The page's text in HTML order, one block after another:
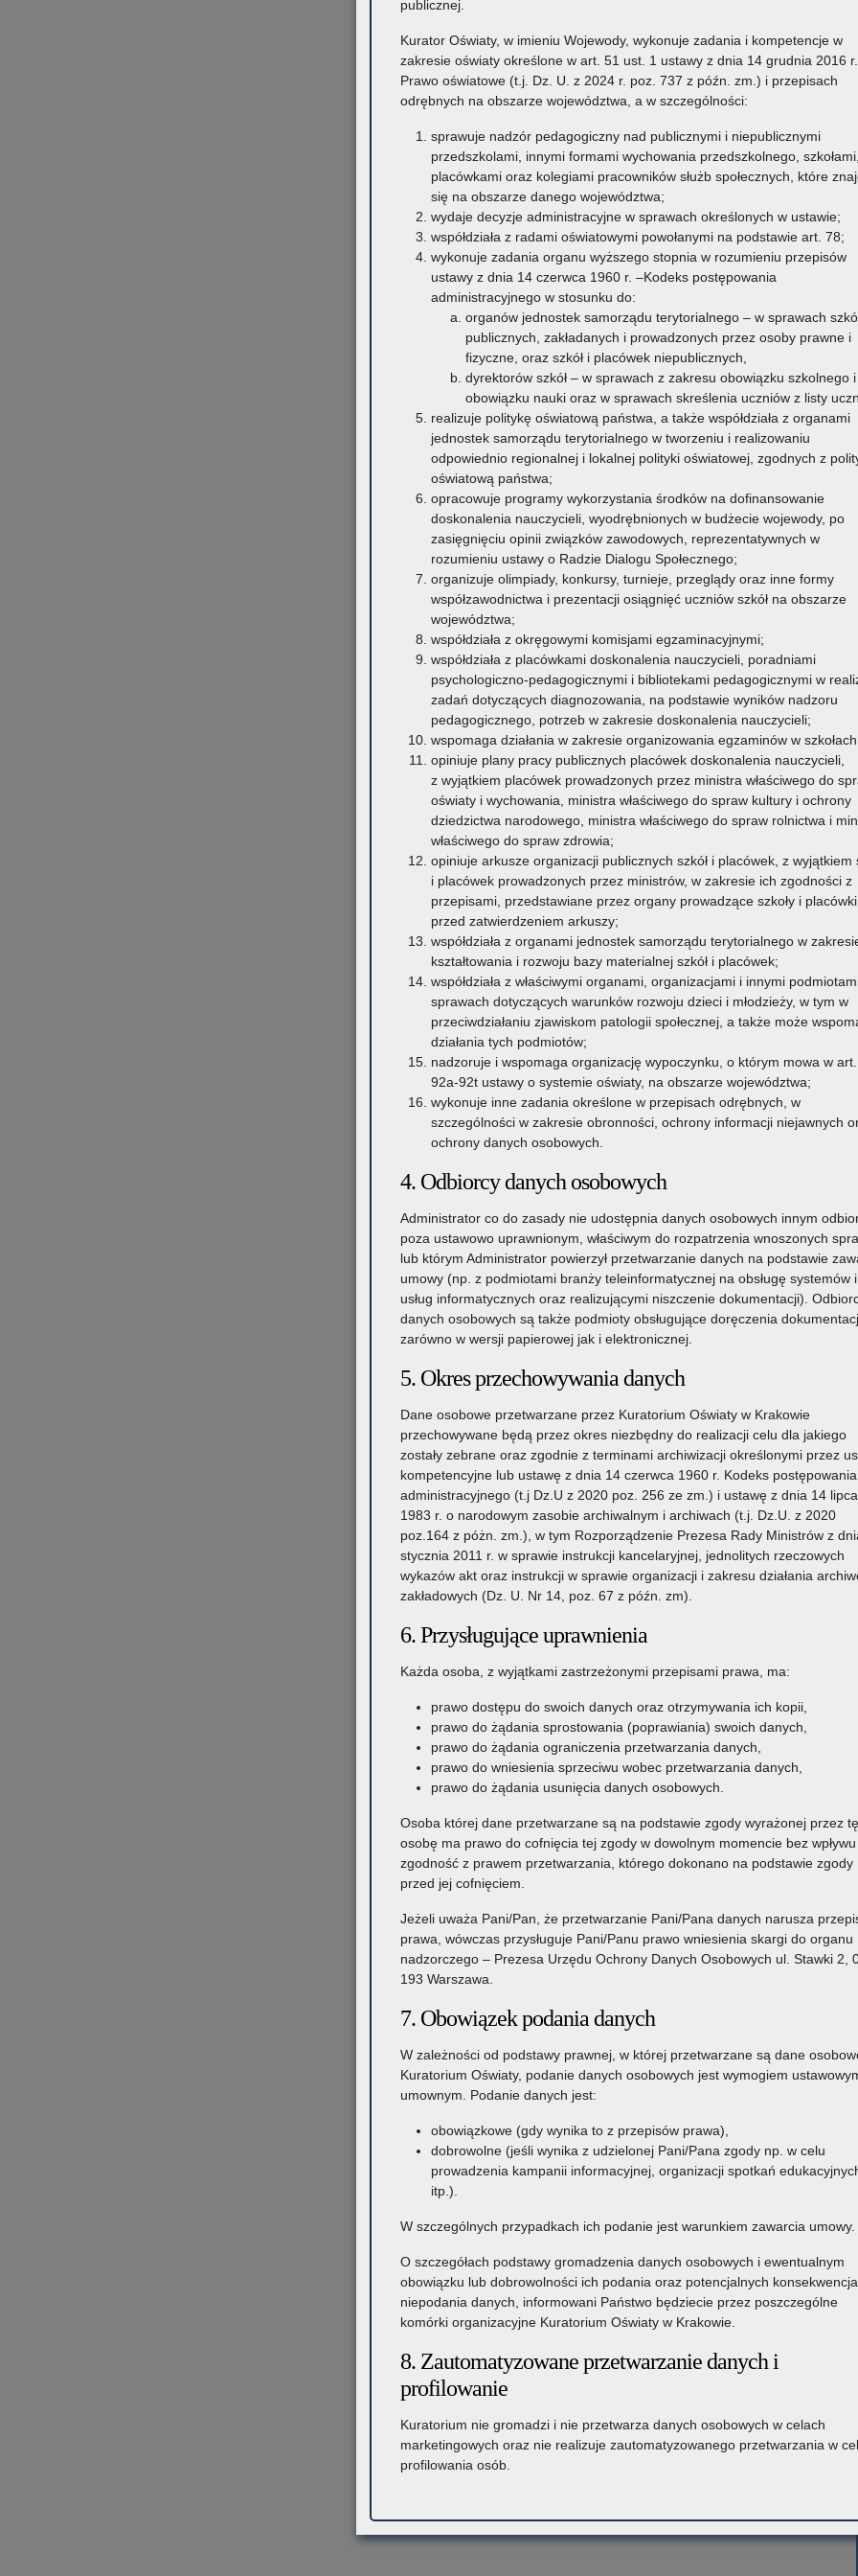
publicznej.
Kurator Oświaty, w imieniu Wojewody, wykonuje zadania i kompetencje w
zakresie oświaty określone w art. 51 ust. 1 ustawy z dnia 14 grudnia 2016 r.
Prawo oświatowe (t.j. Dz. U. z 2024 r. poz. 737 z późn. zm.) i przepisach
odrębnych na obszarze województwa, a w szczególności:
sprawuje nadzór pedagogiczny nad publicznymi i niepublicznymi
przedszkolami, innymi formami wychowania przedszkolnego, szkołami,
placówkami oraz kolegiami pracowników służb społecznych, które
się na obszarze danego województwa;
wydaje decyzje administracyjne w sprawach określonych w ustawie;
współdziała z radami oświatowymi powołanymi na podstawie art. 78;
wykonuje zadania organu wyższego stopnia w rozumieniu przepisów
ustawy z dnia 14 czerwca 1960 r. –Kodeks postępowania
administracyjnego w stosunku do:
organów jednostek samorządu terytorialnego – w sprawach
publicznych, zakładanych i prowadzonych przez osoby prawne i
fizyczne, oraz szkół i placówek niepublicznych,
dyrektorów szkół – w sprawach z zakresu obowiązku szkolnego i
obowiązku nauki oraz w sprawach skreślenia uczniów z listy
realizuje politykę oświatową państwa, a także współdziała z organami
jednostek samorządu terytorialnego w tworzeniu i realizowaniu
odpowiednio regionalnej i lokalnej polityki oświatowej, zgodnych z
oświatową państwa;
opracowuje programy wykorzystania środków na dofinansowanie
doskonalenia nauczycieli, wyodrębnionych w budżecie wojewody, po
zasięgnięciu opinii związków zawodowych, reprezentatywnych w
rozumieniu ustawy o Radzie Dialogu Społecznego;
organizuje olimpiady, konkursy, turnieje, przeglądy oraz inne formy
współzawodnictwa i prezentacji osiągnięć uczniów szkół na obszarze
województwa;
współdziała z okręgowymi komisjami egzaminacyjnymi;
współdziała z placówkami doskonalenia nauczycieli, poradniami
psychologiczno-pedagogicznymi i bibliotekami pedagogicznymi w
zadań dotyczących diagnozowania, na podstawie wyników nadzoru
pedagogicznego, potrzeb w zakresie doskonalenia nauczycieli;
wspomaga działania w zakresie organizowania egzaminów w
opiniuje plany pracy publicznych placówek doskonalenia nauczycieli,
z wyjątkiem placówek prowadzonych przez ministra właściwego do
oświaty i wychowania, ministra właściwego do spraw kultury i ochrony
dziedzictwa narodowego, ministra właściwego do spraw rolnictwa i
właściwego do spraw zdrowia;
opiniuje arkusze organizacji publicznych szkół i placówek, z wyjątkiem
i placówek prowadzonych przez ministrów, w zakresie ich zgodności z
przepisami, przedstawiane przez organy prowadzące szkoły i placówki
przed zatwierdzeniem arkuszy;
współdziała z organami jednostek samorządu terytorialnego w
kształtowania i rozwoju bazy materialnej szkół i placówek;
współdziała z właściwymi organami, organizacjami i innymi
sprawach dotyczących warunków rozwoju dzieci i młodzieży, w tym w
przeciwdziałaniu zjawiskom patologii społecznej, a także może
działania tych podmiotów;
nadzoruje i wspomaga organizację wypoczynku, o którym mowa w art.
92a-92t ustawy o systemie oświaty, na obszarze województwa;
wykonuje inne zadania określone w przepisach odrębnych, w
szczególności w zakresie obronności, ochrony informacji niejawnych
ochrony danych osobowych.
4. Odbiorcy danych osobowych
Administrator co do zasady nie udostępnia danych osobowych innym
poza ustawowo uprawnionym, właściwym do rozpatrzenia wnoszonych
lub którym Administrator powierzył przetwarzanie danych na podstawie
umowy (np. z podmiotami branży teleinformatycznej na obsługę systemów i
usług informatycznych oraz realizującymi niszczenie dokumentacji).
danych osobowych są także podmioty obsługujące doręczenia
zarówno w wersji papierowej jak i elektronicznej.
5. Okres przechowywania danych
Dane osobowe przetwarzane przez Kuratorium Oświaty w Krakowie
przechowywane będą przez okres niezbędny do realizacji celu dla jakiego
zostały zebrane oraz zgodnie z terminami archiwizacji określonymi przez
kompetencyjne lub ustawę z dnia 14 czerwca 1960 r. Kodeks postępowania
administracyjnego (t.j Dz.U z 2020 poz. 256 ze zm.) i ustawę z dnia 14 lipca
1983 r. o narodowym zasobie archiwalnym i archiwach (t.j. Dz.U. z 2020
poz.164 z póżn. zm.), w tym Rozporządzenie Prezesa Rady Ministrów z
stycznia 2011 r. w sprawie instrukcji kancelaryjnej, jednolitych rzeczowych
wykazów akt oraz instrukcji w sprawie organizacji i zakresu działania
zakładowych (Dz. U. Nr 14, poz. 67 z późn. zm).
6. Przysługujące uprawnienia
Każda osoba, z wyjątkami zastrzeżonymi przepisami prawa, ma:
prawo dostępu do swoich danych oraz otrzymywania ich kopii,
prawo do żądania sprostowania (poprawiania) swoich danych,
prawo do żądania ograniczenia przetwarzania danych,
prawo do wniesienia sprzeciwu wobec przetwarzania danych,
prawo do żądania usunięcia danych osobowych.
Osoba której dane przetwarzane są na podstawie zgody wyrażonej przez tę
osobę ma prawo do cofnięcia tej zgody w dowolnym momencie bez
zgodność z prawem przetwarzania, którego dokonano na podstawie zgody
przed jej cofnięciem.
Jeżeli uważa Pani/Pan, że przetwarzanie Pani/Pana danych narusza
prawa, wówczas przysługuje Pani/Panu prawo wniesienia skargi do organu
nadzorczego – Prezesa Urzędu Ochrony Danych Osobowych ul. Stawki 2,
193 Warszawa.
7. Obowiązek podania danych
W zależności od podstawy prawnej, w której przetwarzane są dane
Kuratorium Oświaty, podanie danych osobowych jest wymogiem
umownym. Podanie danych jest:
obowiązkowe (gdy wynika to z przepisów prawa),
dobrowolne (jeśli wynika z udzielonej Pani/Pana zgody np. w celu
prowadzenia kampanii informacyjnej, organizacji spotkań
itp.).
W szczególnych przypadkach ich podanie jest warunkiem zawarcia umowy.
O szczegółach podstawy gromadzenia danych osobowych i ewentualnym
obowiązku lub dobrowolności ich podania oraz potencjalnych
niepodania danych, informowani Państwo będziecie przez poszczególne
komórki organizacyjne Kuratorium Oświaty w Krakowie.
8. Zautomatyzowane przetwarzanie danych i
profilowanie
Kuratorium nie gromadzi i nie przetwarza danych osobowych w celach
marketingowych oraz nie realizuje zautomatyzowanego przetwarzania w
profilowania osób.